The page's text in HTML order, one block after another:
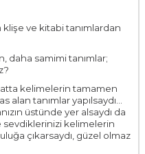
ve kitabi tanımlardan
daha samimi tanımlar;
kelimelerin tamamen
alan tanımlar yapılsaydı…
üstünde yer alsaydı da
sevdiklerinizi kelimelerin
çıkarsaydı, güzel olmaz